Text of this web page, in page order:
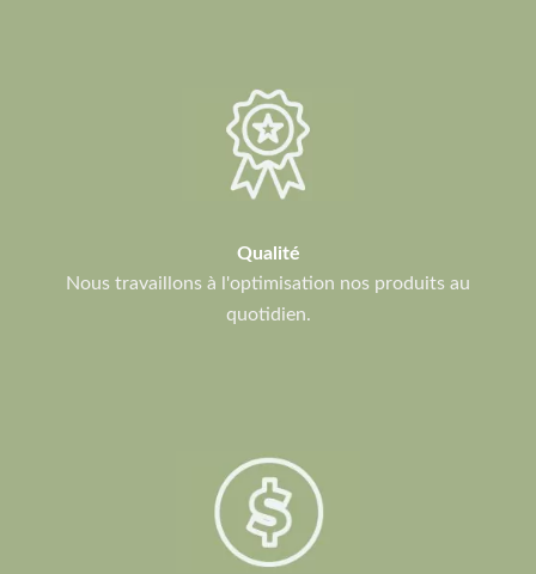
Qualité
Nous travaillons à l'optimisation nos produits au
quotidien.